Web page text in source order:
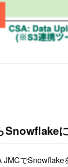
Snowflake
JMCでSnowflake